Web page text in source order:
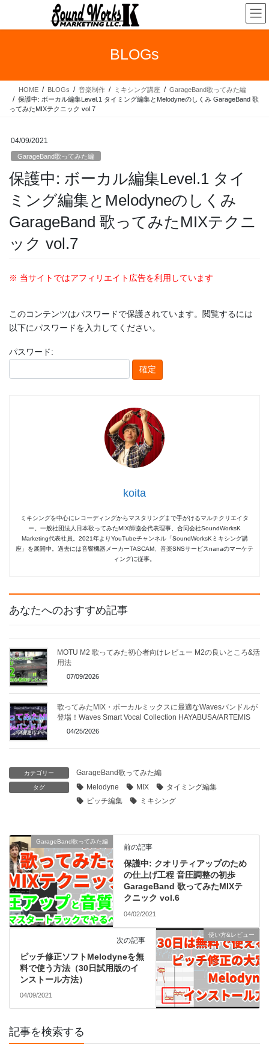
テ
ス
ゲ
ン
BLOGs
HOME BLOGs 音楽制作 ミキシング講座
GarageBand歌ってみた編
保護中: ボーカル編集Level.1 タイミング編集とMelodyneのしくみ GarageBand 歌
ってみたMIXテクニック vol.7
04/09/2021
GarageBand歌ってみた編
保護中: ボーカル編集Level.1 タイ
ミング編集とMelodyneのしくみ
GarageBand 歌ってみたMIXテクニ
ック vol.7
※ 当サイトではアフィリエイト広告を利用しています
このコンテンツはパスワードで保護されています。閲覧するには
以下にパスワードを入力してください。
パスワード:
koita
ミキシングを中心にレコーディングからマスタリングまで手がけるマルチクリエイタ
ー。一般社団法人日本歌ってみたMIX師協会代表理事、合同会社SoundWorksK
Marketing代表社員。2021年よりYouTubeチャンネル「SoundWorksKミキシング講
座」を展開中。過去には音響機器メーカーTASCAM、音楽SNSサービスnanaのマーケテ
ィングに従事。
あなたへのおすすめ記事
MOTU M2 歌ってみた初心者向けレビュー M2の良いところ&活
用法
07/09/2026
歌ってみたMIX・ボーカルミックスに最適なWavesバンドルが
登場！Waves Smart Vocal Collection HAYABUSA/ARTEMIS
04/25/2026
カテゴリー GarageBand歌ってみた編
タグ Melodyne MIX
タイミング編集
ピッチ編集
ミキシング
GarageBand歌ってみた編
前の記事
保護中: クオリティアップのため
の仕上げ工程 音圧調整の初歩
GarageBand 歌ってみたMIXテ
クニック vol.6
04/02/2021
使い方&レビュー
次の記事
ピッチ修正ソフトMelodyneを無
料で使う方法（30日試用版のイ
ンストール方法）
04/09/2021
記事を検索する